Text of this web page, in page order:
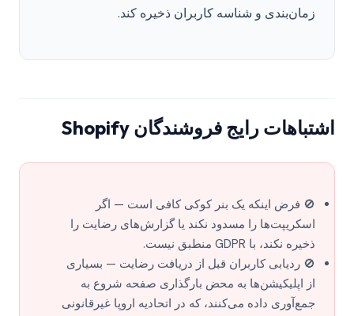
زمان‌بندی و شناسه کاربران ذخیره کند.
اشتباهات رایج فروشندگان Shopify
🚫 فرض اینکه یک بنر کوکی کافی است — اگر
اسکریپت‌ها را مسدود نکند یا گزارش‌های رضایت را
ذخیره نکند، با GDPR منطبق نیست.
🚫 ردیابی کاربران قبل از دریافت رضایت — بسیاری
از اپلیکیشن‌ها به محض بارگذاری صفحه شروع به
جمع‌آوری داده می‌کنند، که در اتحادیه اروپا غیرقانونی